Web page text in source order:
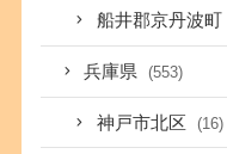
船井郡京丹波町
兵庫県 (553)
神戸市北区 (16)